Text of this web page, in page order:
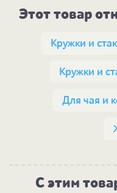
Этот товар
Кружки и
Кружки и
Для чая и
С этим